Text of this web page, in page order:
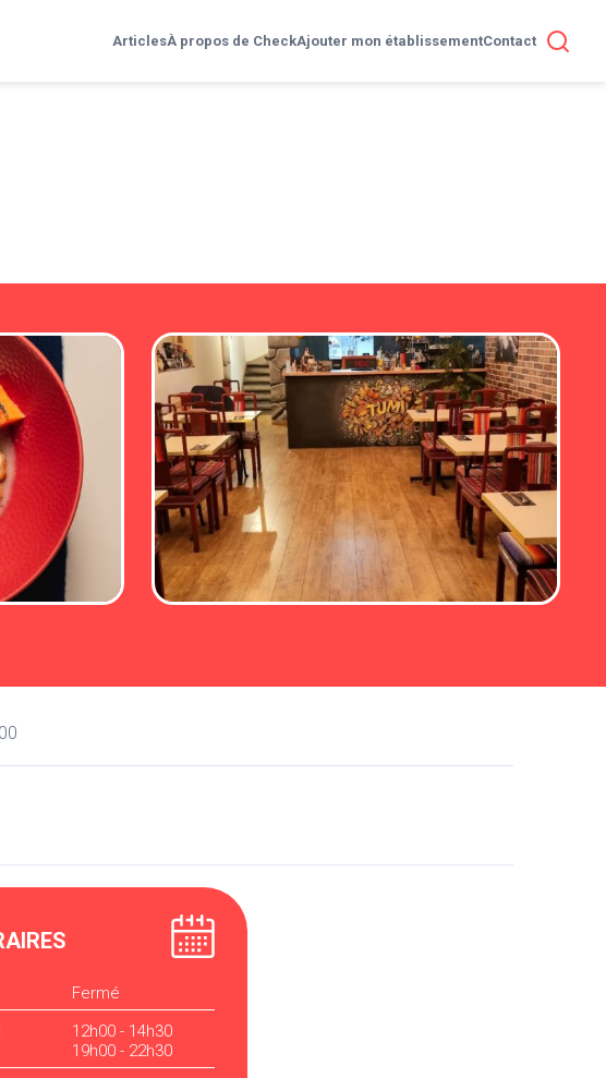
ArticlesÀ propos de CheckAjouter mon établissementContact
Fermé
12h00 - 14h30
19h00 - 22h30